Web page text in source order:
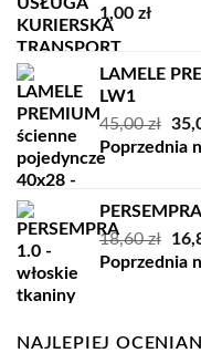
1,00 zł
LAMELE
LW1
45,00zł
Poprzednia
18,60zł
Poprzednia
NAJLEPIEJ